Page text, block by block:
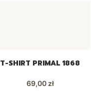
T-SHIRT PRIMAL 1868
Cena
69,00 zł